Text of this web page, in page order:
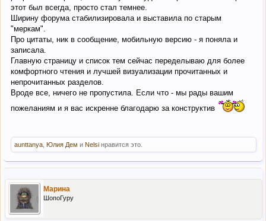
этот был всегда, просто стал темнее.
Ширину форума стабилизировала и выставила по старым
"меркам".
Про цитаты, ник в сообщение, мобильную версию - я поняла и
записала.
Главную страницу и список тем сейчас переделываю для более
комфортного чтения и лучшей визуализации прочитанных и
непрочитанных разделов.
Вроде все, ничего не пропустила. Если что - мы рады вашим
пожеланиям и я вас искренне благодарю за конструктив
aunttanya Юлия Дем и Nelsi нравится это.
Марина
ШопоГуру